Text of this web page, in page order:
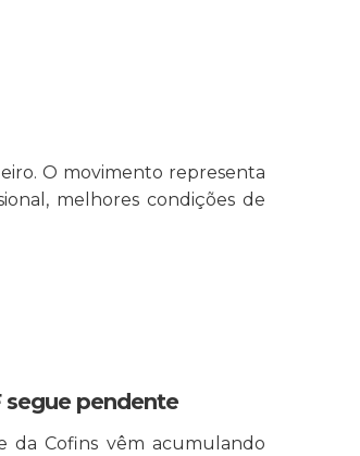
O movimento representa
melhores condições de
segue pendente
da Cofins vêm acumulando